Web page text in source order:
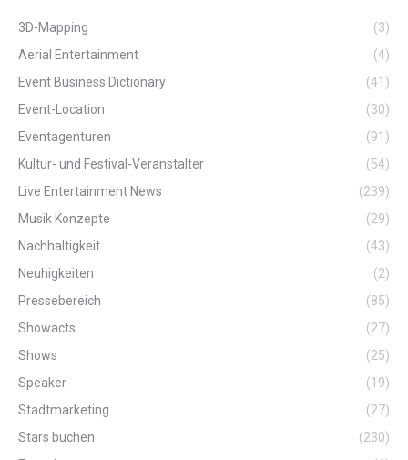
3D-Mapping
(3)
Aerial Entertainment
(4)
Event Business Dictionary
(41)
Event-Location
(30)
Eventagenturen
(91)
Kultur- und Festival-Veranstalter
(54)
Live Entertainment News
(239)
Musik Konzepte
(29)
Nachhaltigkeit
(43)
Neuhigkeiten
(2)
Pressebereich
(85)
Showacts
(27)
Shows
(25)
Speaker
(19)
Stadtmarketing
(27)
Stars buchen
(230)